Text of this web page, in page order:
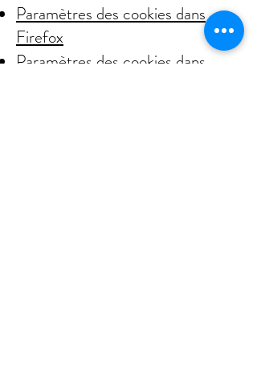
Paramètres des cookies dans
Firefox
Paramètres des cookies dans